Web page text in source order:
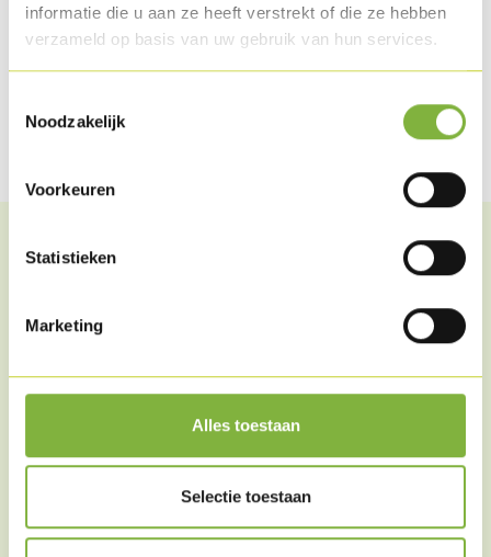
informatie die u aan ze heeft verstrekt of die ze hebben
verzameld op basis van uw gebruik van hun services.
Noodzakelijk
Voorkeuren
Statistieken
Marketing
Alles toestaan
Selectie toestaan
Partager cet article
Partager sur Facebook
Partager via WhatsApp
Partager par mail